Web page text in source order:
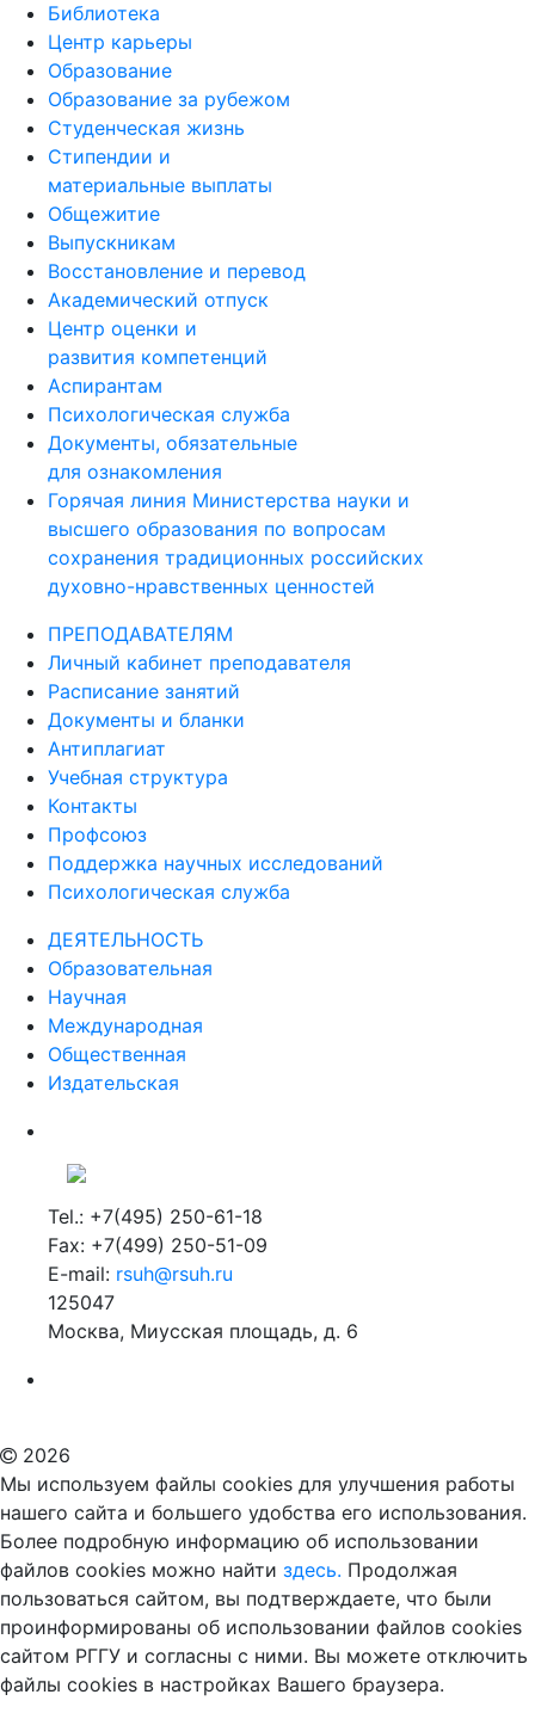
Библиотека
Центр карьеры
Образование
Образование за рубежом
Студенческая жизнь
Стипендии и
материальные выплаты
Общежитие
Выпускникам
Восстановление и перевод
Академический отпуск
Центр оценки и
развития компетенций
Аспирантам
Психологическая служба
Документы, обязательные
для ознакомления
Горячая линия Министерства науки и
высшего образования по вопросам
сохранения традиционных российских
духовно-нравственных ценностей
ПРЕПОДАВАТЕЛЯМ
Личный кабинет преподавателя
Расписание занятий
Документы и бланки
Антиплагиат
Учебная структура
Контакты
Профсоюз
Поддержка научных исследований
Психологическая служба
ДЕЯТЕЛЬНОСТЬ
Образовательная
Научная
Международная
Общественная
Издательская
Tel.: +7(495) 250-61-18
Fax: +7(499) 250-51-09
E-mail: rsuh@rsuh.ru
125047
Москва, Миусская площадь, д. 6
2026
Мы используем файлы cookies для улучшения работы
нашего сайта и большего удобства его использования.
Более подробную информацию об использовании
файлов cookies можно найти здесь. Продолжая
пользоваться сайтом, вы подтверждаете, что были
проинформированы об использовании файлов cookies
сайтом РГГУ и согласны с ними. Вы можете отключить
файлы cookies в настройках Вашего браузера.